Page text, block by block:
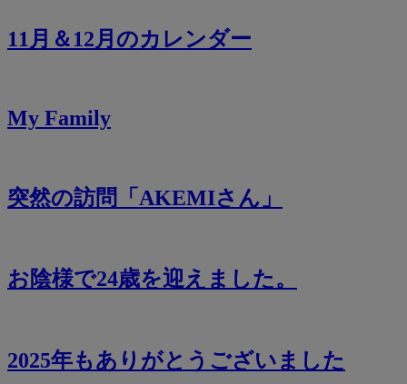
11月＆12月のカレンダー
My Family
突然の訪問「AKEMIさん」
お陰様で24歳を迎えました。
2025年もありがとうございました